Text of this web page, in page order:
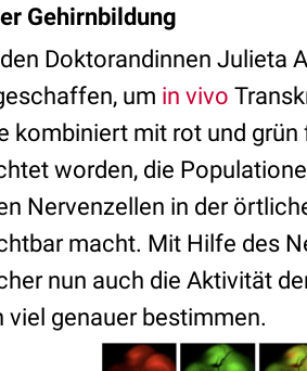
Gehirnbildung
Doktorandinnen Julieta
um in vivo
kombiniert mit rot und
worden, die
Nervenzellen in der
macht. Mit Hilfe des
nun auch die Aktivität
genauer bestimmen.